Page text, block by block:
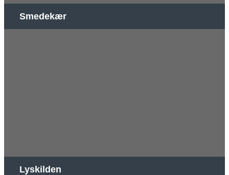
Smedekær
Lyskilden